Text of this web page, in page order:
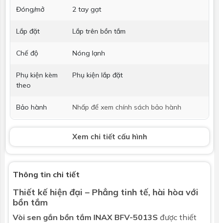
Đóng/mở 2 tay gạt
Lắp đặt Lắp trên bồn tắm
Chế độ Nóng lạnh
Phụ kiện kèm
theo
Phụ kiện lắp đặt
Bảo hành Nhấp để xem chính sách bảo hành
Tay sen
Chức năng Đa chức năng
Massage Không
Tăng áp Không
Chất liệu Nhựa mạ Crom
Xem chi tiết cấu hình
Thông tin chi tiết
Thiết kế hiện đại – Phẳng tinh tế, hài hòa với
bồn tắm
Vòi sen gắn bồn tắm INAX BFV-5013S được thiết